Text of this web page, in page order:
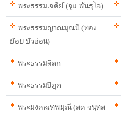
พระธรรมเจดีย์ (จูม พันธุโล)
พระธรรมญาณมุณนี (ทอง
ย้อย บัวอ่อน)
พระธรรมดิลก
พระธรรมปิฎก
พระมงคลเทพมุณี (สด จนฺทส